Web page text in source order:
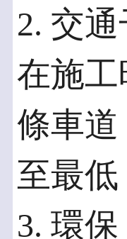
2. 交
在施
條車
至最低
3. 環保